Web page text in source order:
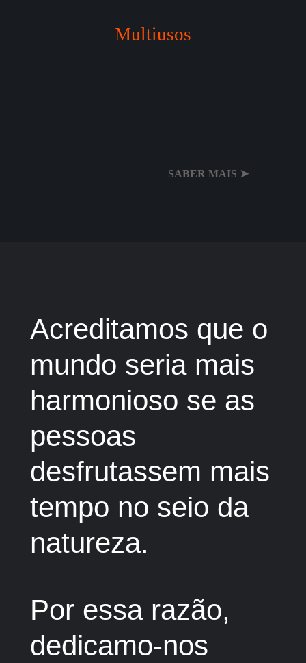
Multiusos
SABER MAIS ➤
Acreditamos que o
mundo seria mais
harmonioso se as
pessoas
desfrutassem mais
tempo no seio da
natureza.
Por essa razão,
dedicamo-nos